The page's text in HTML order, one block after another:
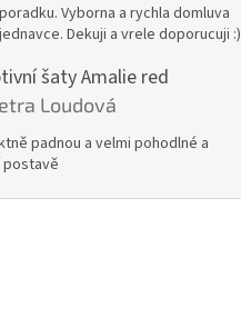
Vyborna a rychla domluva
Dekuji a vrele doporucuji :)
šaty Amalie red
produktu je 5 z 5 hvězdiček.
Loudová
padnou a velmi pohodlné a